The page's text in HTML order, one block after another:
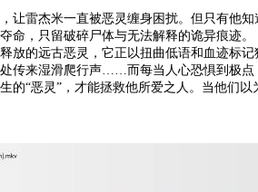
米一直被恶灵缠身困扰。但只有他知道
命，只留破碎尸体与无法解释的诡异痕迹
放的远古恶灵，它正以扭曲低语和血迹标
传来湿滑爬行声……而每当人心恐惧到极
的“恶灵”，才能拯救他所爱之人。当他们